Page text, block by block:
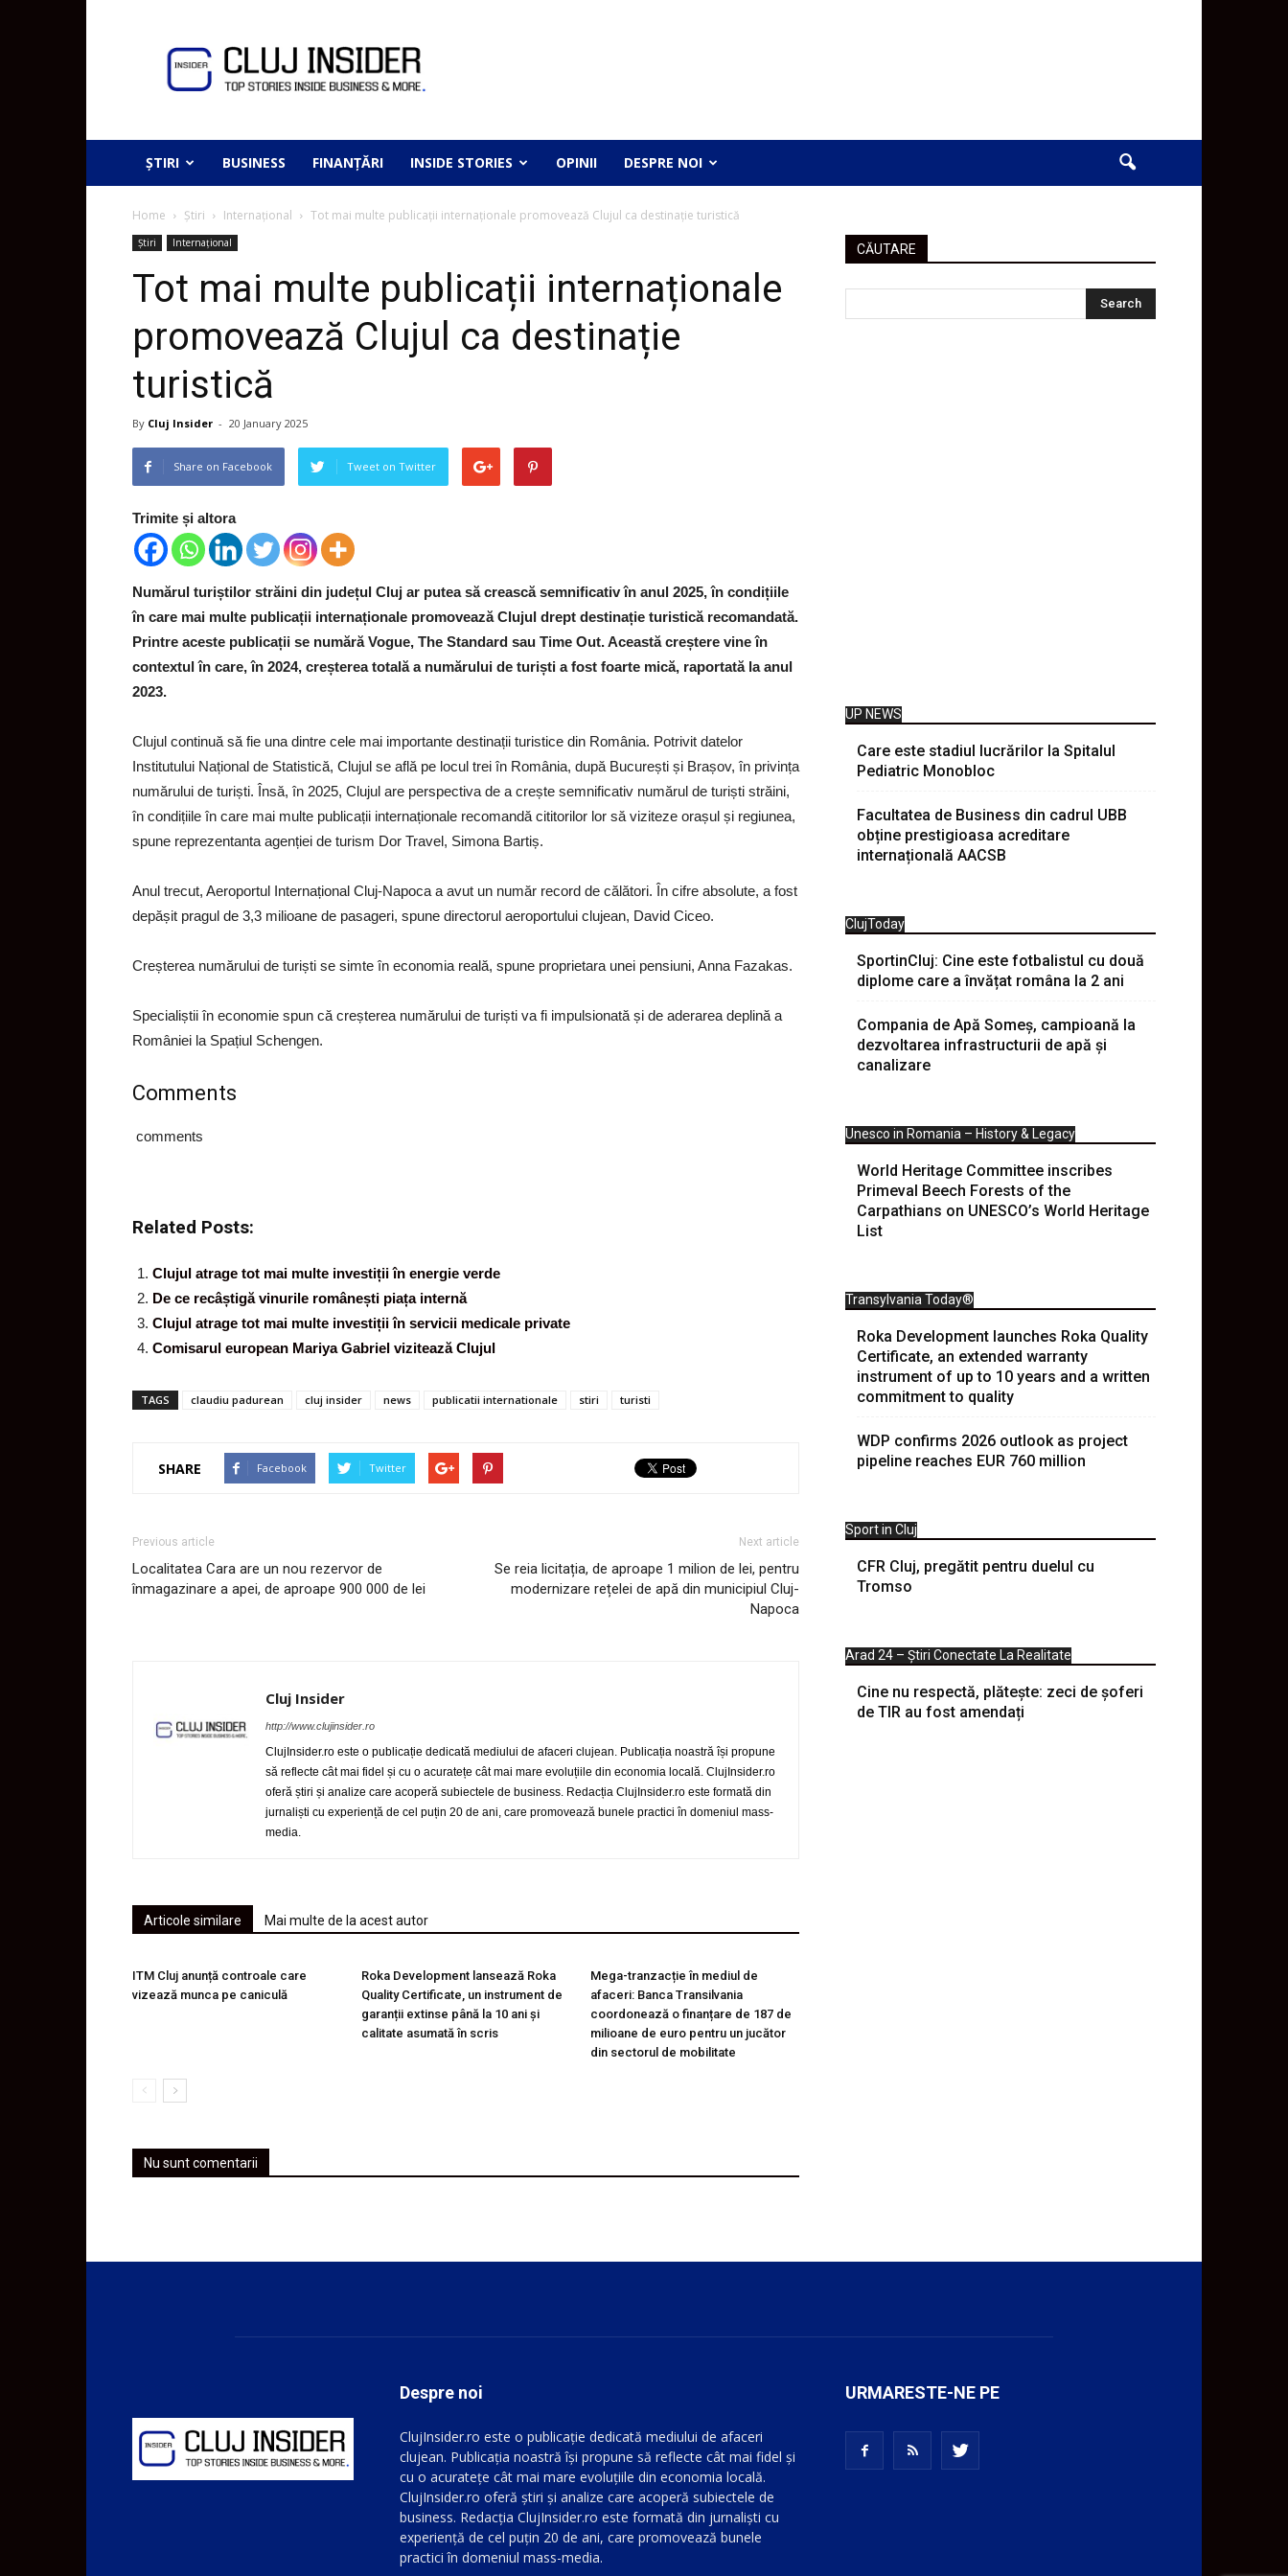
ȘTIRI BUSINESS FINANȚĂRI INSIDE STORIES OPINII DESPRE NOI
Home Știri Internațional Tot mai multe publicații internaționale promovează Clujul ca destinație turistică
Știri Internațional
Tot mai multe publicații internaționale
promovează Clujul ca destinație
turistică
By Cluj Insider - 20 January 2025
Share on Facebook Tweet on Twitter
Trimite și altora
Numărul turiștilor străini din județul Cluj ar putea să crească semnificativ în anul 2025, în condițiile
în care mai multe publicații internaționale promovează Clujul drept destinație turistică recomandată.
Printre aceste publicații se numără Vogue, The Standard sau Time Out. Această creștere vine în
contextul în care, în 2024, creșterea totală a numărului de turiști a fost foarte mică, raportată la anul
2023.
Clujul continuă să fie una dintre cele mai importante destinații turistice din România. Potrivit datelor
Institutului Național de Statistică, Clujul se află pe locul trei în România, după București și Brașov, în privința
numărului de turiști. Însă, în 2025, Clujul are perspectiva de a crește semnificativ numărul de turiști străini,
în condițiile în care mai multe publicații internaționale recomandă cititorilor lor să viziteze orașul și regiunea,
spune reprezentanta agenției de turism Dor Travel, Simona Bartiș.
Anul trecut, Aeroportul Internațional Cluj-Napoca a avut un număr record de călători. În cifre absolute, a fost
depășit pragul de 3,3 milioane de pasageri, spune directorul aeroportului clujean, David Ciceo.
Creșterea numărului de turiști se simte în economia reală, spune proprietara unei pensiuni, Anna Fazakas.
Specialiștii în economie spun că creșterea numărului de turiști va fi impulsionată și de aderarea deplină a
României la Spațiul Schengen.
Comments
comments
Related Posts:
Clujul atrage tot mai multe investiții în energie verde
De ce recâștigă vinurile românești piața internă
Clujul atrage tot mai multe investiții în servicii medicale private
Comisarul european Mariya Gabriel vizitează Clujul
TAGS claudiu padurean cluj insider news publicatii internationale stiri turisti
SHARE Facebook Twitter
Previous article
Localitatea Cara are un nou rezervor de
înmagazinare a apei, de aproape 900 000 de lei
Next article
Se reia licitația, de aproape 1 milion de lei, pentru
modernizare rețelei de apă din municipiul Cluj-
Napoca
Cluj Insider
http://www.clujinsider.ro
ClujInsider.ro este o publicație dedicată mediului de afaceri clujean. Publicația noastră își propune
să reflecte cât mai fidel și cu o acuratețe cât mai mare evoluțiile din economia locală. ClujInsider.ro
oferă știri și analize care acoperă subiectele de business. Redacția ClujInsider.ro este formată din
jurnaliști cu experiență de cel puțin 20 de ani, care promovează bunele practici în domeniul mass-
media.
Articole similare Mai multe de la acest autor
ITM Cluj anunță controale care
vizează munca pe caniculă
Roka Development lansează Roka
Quality Certificate, un instrument de
garanții extinse până la 10 ani și
calitate asumată în scris
Mega-tranzacție în mediul de
afaceri: Banca Transilvania
coordonează o finanțare de 187 de
milioane de euro pentru un jucător
din sectorul de mobilitate
Nu sunt comentarii
CĂUTARE
UP NEWS
Care este stadiul lucrărilor la Spitalul
Pediatric Monobloc
Facultatea de Business din cadrul UBB
obține prestigioasa acreditare
internațională AACSB
ClujToday
SportinCluj: Cine este fotbalistul cu două
diplome care a învățat româna la 2 ani
Compania de Apă Someș, campioană la
dezvoltarea infrastructurii de apă și
canalizare
Unesco in Romania – History & Legacy
World Heritage Committee inscribes
Primeval Beech Forests of the
Carpathians on UNESCO’s World Heritage
List
Transylvania Today®
Roka Development launches Roka Quality
Certificate, an extended warranty
instrument of up to 10 years and a written
commitment to quality
WDP confirms 2026 outlook as project
pipeline reaches EUR 760 million
Sport in Cluj
CFR Cluj, pregătit pentru duelul cu
Tromso
Arad 24 – Știri Conectate La Realitate
Cine nu respectă, plătește: zeci de șoferi
de TIR au fost amendați
Despre noi
ClujInsider.ro este o publicație dedicată mediului de afaceri
clujean. Publicația noastră își propune să reflecte cât mai fidel și
cu o acuratețe cât mai mare evoluțiile din economia locală.
ClujInsider.ro oferă știri și analize care acoperă subiectele de
business. Redacția ClujInsider.ro este formată din jurnaliști cu
experiență de cel puțin 20 de ani, care promovează bunele
practici în domeniul mass-media.
URMARESTE-NE PE